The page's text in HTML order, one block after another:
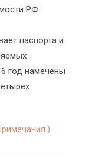
РФ.
паспорта и
год намечены
)